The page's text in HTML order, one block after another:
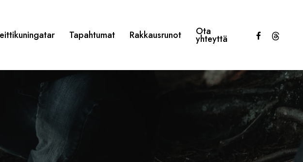
Tapahtumat Rakkausrunot Ota
yhteyttä facebookthreads